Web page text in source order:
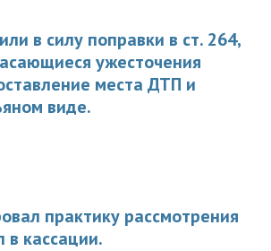
в силу поправки в ст. 264,
ужесточения
места ДТП и
виде.
практику рассмотрения
в кассации.